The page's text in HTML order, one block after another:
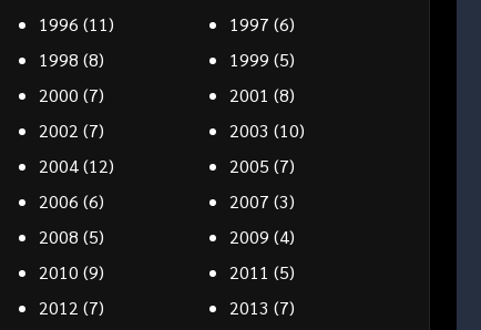
1996 (11) 1997 (6)
1998 (8) 1999 (5)
2000 (7) 2001 (8)
2002 (7) 2003 (10)
2004(12) 2005 (7)
2006 (6) 2007 (3)
2008 (5) 2009 (4)
2010 (9) 2011 (5)
2012 (7) 2013 (7)